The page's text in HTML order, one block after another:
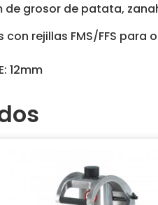
de grosor de patata,
con rejillas FMS/FFS
12mm